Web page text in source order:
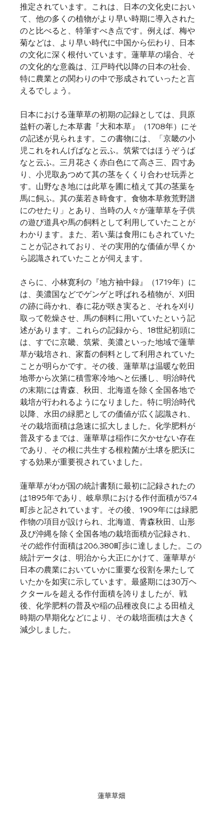
推定されています。これは、日本の文化史におい
て、他の多くの植物がより早い時期に導入された
のと比べると、特筆すべき点です。例えば、梅や
菊などは、より早い時代に中国から伝わり、日本
の文化に深く根付いています。蓮華草の場合、そ
の文化的な意義は、江戸時代以降の日本の社会、
特に農業との関わりの中で形成されていったと言
えるでしょう。
日本における蓮華草の初期の記録としては、貝原
益軒の著した本草書『大和本草』（1708年）にそ
の記述が見られます。この書物には、「京畿の小
児これをれんげばなと云ふ。筑紫ではほうぞうば
なと云ふ。三月花さく赤白色にて高さ三、四寸あ
り、小児取あつめて其の茎をくくり合わせ玩弄と
す。山野なき地には此草を圃に植えて其の茎葉を
馬に飼ふ。其の葉若き時食す。食物本草救荒野譜
にのせたり」とあり、当時の人々が蓮華草を子供
の遊び道具や馬の飼料として利用していたことが
わかります。また、若い葉は食用にもされていた
ことが記されており、その実用的な価値が早くか
ら認識されていたことが伺えます。
さらに、小林寛利の『地方袖中録』（1719年）に
は、美濃国などでゲンゲと呼ばれる植物が、刈田
の跡に蒔かれ、春に花が咲き実ると、それを刈り
取って乾燥させ、馬の飼料に用いていたという記
述があります。これらの記録から、18世紀初頭に
は、すでに京畿、筑紫、美濃といった地域で蓮華
草が栽培され、家畜の飼料として利用されていた
ことが明らかです。その後、蓮華草は温暖な乾田
地帯から次第に積雪寒冷地へと伝播し、明治時代
の末期には青森、秋田、北海道を除く全国各地で
栽培が行われるようになりました。特に明治時代
以降、水田の緑肥としての価値が広く認識され、
その栽培面積は急速に拡大しました。化学肥料が
普及するまでは、蓮華草は稲作に欠かせない存在
であり、その根に共生する根粒菌が土壌を肥沃に
する効果が重要視されていました。
蓮華草がわが国の統計書類に最初に記録されたの
は1895年であり、岐阜県における作付面積が57.4
町歩と記されています。その後、1909年には緑肥
作物の項目が設けられ、北海道、青森秋田、山形
及び沖縄を除く全国各地の栽培面積が記録され、
その総作付面積は206,380町歩に達しました。この
統計データは、明治から大正にかけて、蓮華草が
日本の農業においていかに重要な役割を果たして
いたかを如実に示しています。最盛期には30万ヘ
クタールを超える作付面積を誇りましたが、戦
後、化学肥料の普及や稲の品種改良による田植え
時期の早期化などにより、その栽培面積は大きく
減少しました。
蓮華草畑